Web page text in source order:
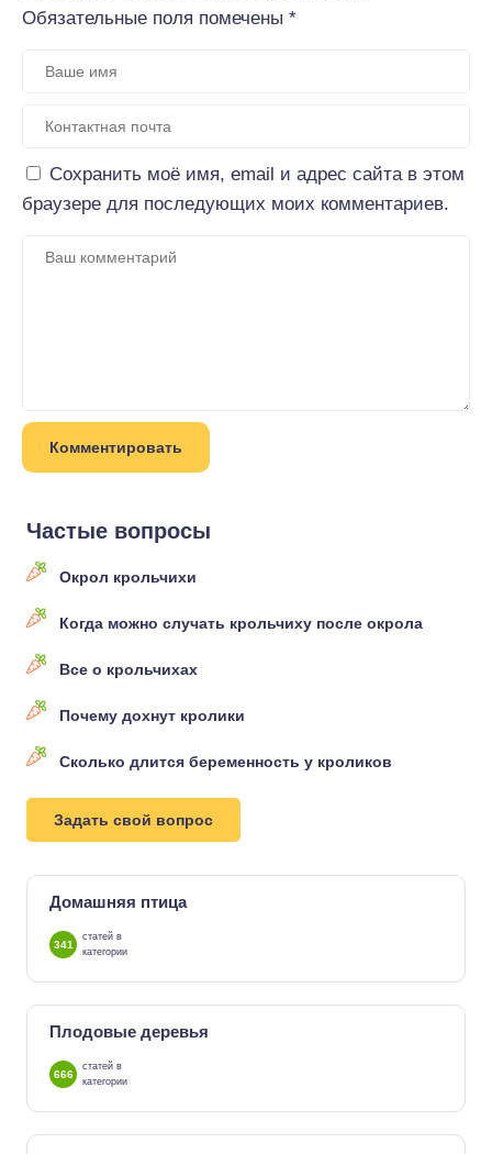
Обязательные поля помечены *
Сохранить моё имя, email и адрес сайта в этом
браузере для последующих моих комментариев.
Частые вопросы
Окрол крольчихи
Когда можно случать крольчиху после окрола
Все о крольчихах
Почему дохнут кролики
Сколько длится беременность у кроликов
Задать свой вопрос
Домашняя птица
341
статей в
категории
Плодовые деревья
666
статей в
категории